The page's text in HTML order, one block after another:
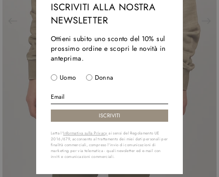
ISCRIVITI ALLA NOSTRA
NEWSLETTER
Ottieni subito uno sconto del 10% sul
prossimo ordine e scopri le novità in
anteprima.
Uomo Donna
Letta l'Informativa sulla Privacy ai sensi del Regolamento UE
2016/679, acconsento al trattamento dei miei dati personali per
finalità commerciali, compreso l'invio di comunicazioni di
marketing per via telematica - quali newsletter ed e-mail con
inviti e comunicazioni commerciali.